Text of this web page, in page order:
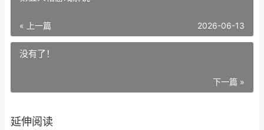
« 上一篇 2026-06-13
没有了！
下一篇 »
延伸阅读